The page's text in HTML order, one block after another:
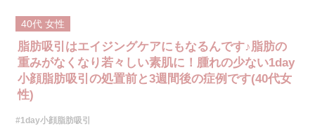
40代 女性
脂肪吸引はエイジングケアにもなるんです♪脂肪の
重みがなくなり若々しい素肌に！腫れの少ない1day
小顔脂肪吸引の処置前と3週間後の症例です(40代女
性)
#1day小顔脂肪吸引